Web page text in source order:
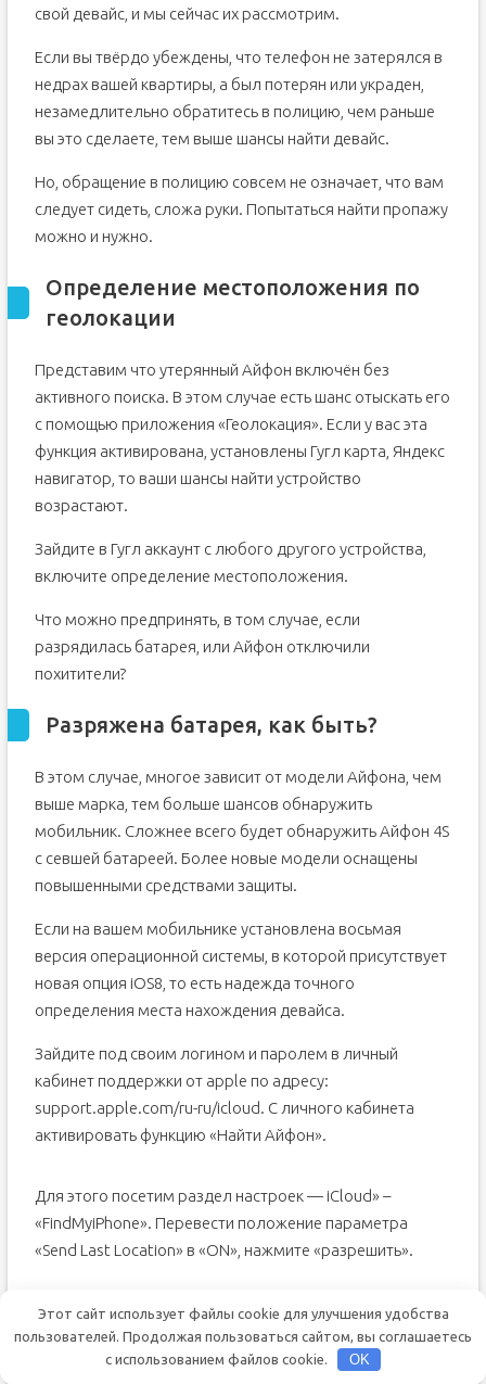
свой девайс, и мы сейчас их рассмотрим.
Если вы твёрдо убеждены, что телефон не затерялся в
недрах вашей квартиры, а был потерян или украден,
незамедлительно обратитесь в полицию, чем раньше
вы это сделаете, тем выше шансы найти девайс.
Но, обращение в полицию совсем не означает, что вам
следует сидеть, сложа руки. Попытаться найти пропажу
можно и нужно.
Определение местоположения по
геолокации
Представим что утерянный Айфон включён без
активного поиска. В этом случае есть шанс отыскать его
с помощью приложения «Геолокация». Если у вас эта
функция активирована, установлены Гугл карта, Яндекс
навигатор, то ваши шансы найти устройство
возрастают.
Зайдите в Гугл аккаунт с любого другого устройства,
включите определение местоположения.
Что можно предпринять, в том случае, если
разрядилась батарея, или Айфон отключили
похитители?
Разряжена батарея, как быть?
В этом случае, многое зависит от модели Айфона, чем
выше марка, тем больше шансов обнаружить
мобильник. Сложнее всего будет обнаружить Айфон 4S
с севшей батареей. Более новые модели оснащены
повышенными средствами защиты.
Если на вашем мобильнике установлена восьмая
версия операционной системы, в которой присутствует
новая опция iOS8, то есть надежда точного
определения места нахождения девайса.
Зайдите под своим логином и паролем в личный
кабинет поддержки от apple по адресу:
support.apple.com/ru-ru/icloud. С личного кабинета
активировать функцию «Найти Айфон».
Для этого посетим раздел настроек — iCloud» –
«FindMyiPhone». Перевести положение параметра
«Send Last Location» в «ON», нажмите «разрешить».
После этого у вас появится возможность
Определить нахождение устройства;
Этот сайт использует файлы cookie для улучшения удобства
пользователей. Продолжая пользоваться сайтом, вы соглашаетесь
с использованием файлов cookie.
OK